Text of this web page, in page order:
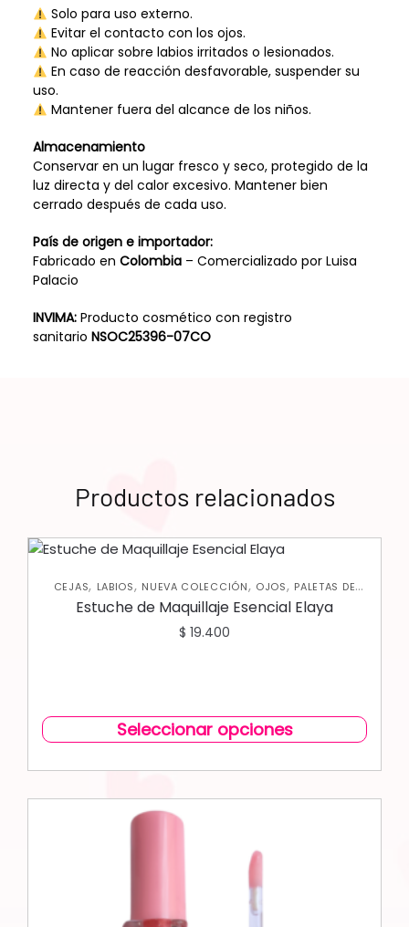
Solo para uso externo.
Evitar el contacto con los ojos.
No aplicar sobre labios irritados o lesionados.
En caso de reacción desfavorable, suspender su
uso.
Mantener fuera del alcance de los niños.
Almacenamiento
Conservar en un lugar fresco y seco, protegido de la
luz directa y del calor excesivo. Mantener bien
cerrado después de cada uso.
País de origen e importador:
Fabricado en Colombia– Comercializado por Luisa
Palacio
INVIMA:Producto cosmético con registro
sanitario NSOC25396-07CO
Productos relacionados
CEJAS, LABIOS, NUEVA COLECCIÓN, OJOS, PALETAS DE
SOMBRAS
Estuche de Maquillaje Esencial Elaya
$ 19.400
Seleccionar opciones